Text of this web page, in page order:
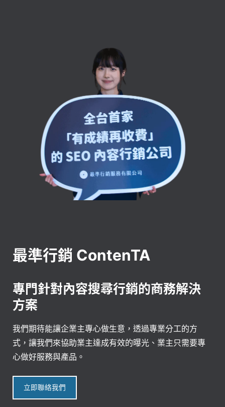
最準行銷 ContenTA
專門針對內容搜尋行銷的商務解決
方案
我們期待能讓企業主專心做生意，透過專業分工的方
式，讓我們來協助業主達成有效的曝光、業主只需要專
心做好服務與產品。
立即聯絡我們